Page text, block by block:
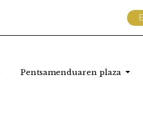
Pentsamenduaren plaza